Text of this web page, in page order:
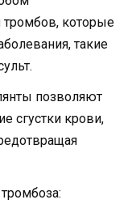
тромбов, которые
такие
позволяют
сгустки крови,